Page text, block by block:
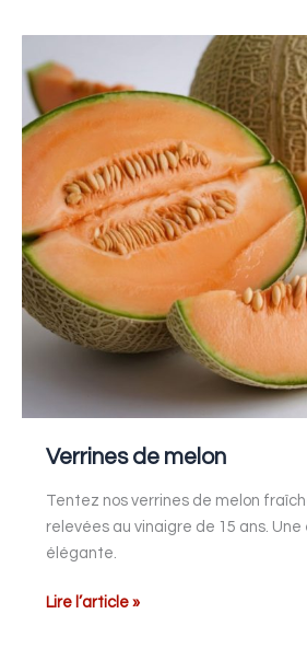
Verrines de melon
Tentez nos verrines de melon
relevées au vinaigre de 15 ans.
élégante.
de
melon
Lire l’article »